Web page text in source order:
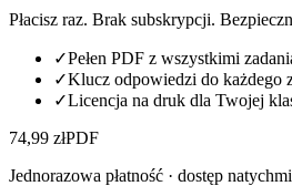
Płacisz raz. Brak subskrypcji.
✓Pełen PDF z wszystkimi
✓Klucz odpowiedzi do każdego
✓Licencja na druk dla Twojej
74,99 złPDF
Jednorazowa płatność · dostęp